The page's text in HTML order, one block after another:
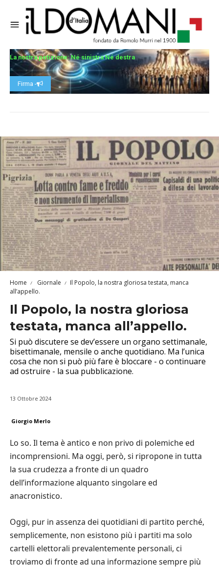
La nostra petizione: Né sinistra Né destra
Firma -
Home Giornale
Il Popolo, la nostra gloriosa testata, manca
all’appello.
Il Popolo, la nostra gloriosa
testata, manca all’appello.
Si può discutere se dev’essere un organo settimanale,
bisettimanale, mensile o anche quotidiano. Ma l’unica
cosa che non si può più fare è bloccare - o continuare
ad ostruire - la sua pubblicazione.
13 Ottobre 2024
Giorgio Merlo
Lo so. Il tema è antico e non privo di polemiche ed
incomprensioni. Ma oggi, però, si ripropone in tutta
la sua crudezza a fronte di un quadro
dell’informazione alquanto singolare ed
anacronistico.
Oggi, pur in assenza dei quotidiani di partito perché,
semplicemente, non esistono più i partiti ma solo
cartelli elettorali prevalentemente personali, ci
troviamo di fronte ad una informazione sempre più